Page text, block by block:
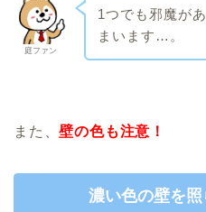
庭ファン
1つでも邪魔が
まいます…。
また、壁の色も注意！
濃い色の壁を